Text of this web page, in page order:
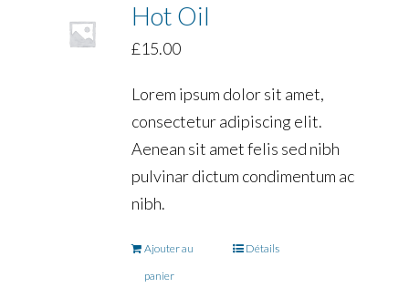
Hot Oil
£15.00
Lorem ipsum dolor sit amet,
consectetur adipiscing elit.
Aenean sit amet felis sed nibh
pulvinar dictum condimentum ac
nibh.
Ajouter au
panier
Détails